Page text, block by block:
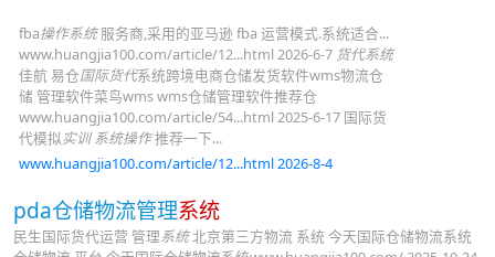
fba操作系统服务商,采用的亚马逊 fba 运营模式.系统适合...
www.huangjia100.com/article/12...html 2026-6-7 货代系统
佳航 易仓国际货代系统跨境电商仓储发货软件wms物流仓
储 管理软件菜鸟wms wms仓储管理软件推荐仓
www.huangjia100.com/article/54...html 2025-6-17 国际货
代模拟实训 系统操作推荐一下...
www.huangjia100.com/article/12...html 2026-8-4
pda仓储物流管理系统
民生国际货代运营 管理系统北京第三方物流 系统 今天国际仓储物流系统